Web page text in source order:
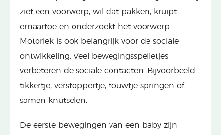
ziet een voorwerp, wil dat pakken, kruipt
ernaartoe en onderzoekt het voorwerp.
Motoriek is ook belangrijk voor de sociale
ontwikkeling. Veel bewegingsspelletjes
verbeteren de sociale contacten. Bijvoorbeeld
tikkertje, verstoppertje, touwtje springen of
samen knutselen.
De eerste bewegingen van een baby zijn